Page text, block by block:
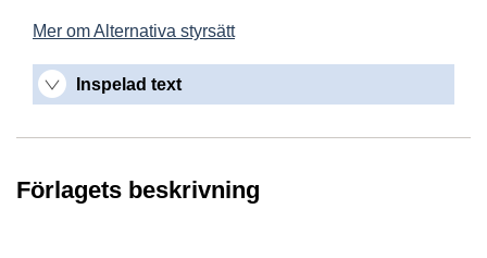
Mer om Alternativa styrsätt
Inspelad text
Förlagets beskrivning